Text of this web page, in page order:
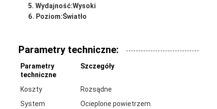
Wydajność:Wysoki
Poziom:Światło
Parametry techniczne:
Parametry
techniczne
Szczegóły
Koszty
Rozsądne
System
Ocieplone powietrzem